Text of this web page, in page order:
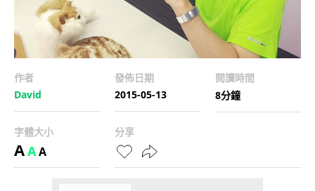
作者
David
發佈日期
2015-05-13
閱讀時間
8分鐘
字體大小
AAA
分享